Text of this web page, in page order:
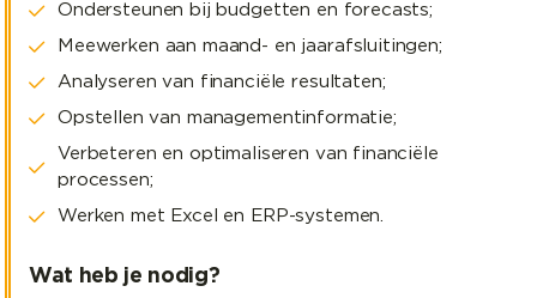
Ondersteunen bij budgetten en forecasts;
Meewerken aan maand- en jaarafsluitingen;
Analyseren van financiële resultaten;
Opstellen van managementinformatie;
Verbeteren en optimaliseren van financiële
processen;
Werken met Excel en ERP-systemen.
Wat heb je nodig?